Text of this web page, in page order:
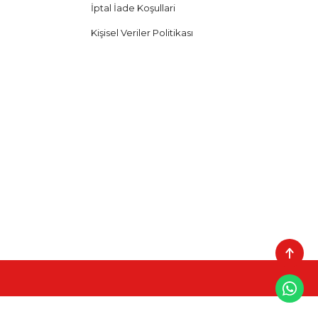
İptal İade Koşullari
Kişisel Veriler Politikası